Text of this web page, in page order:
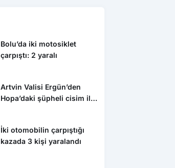
Bolu’da iki motosiklet
çarpıştı: 2 yaralı
Artvin Valisi Ergün’den
Hopa’daki şüpheli cisim ile
yeniden trafiğe açıldı”
İki otomobilin çarpıştığı
kazada 3 kişi yaralandı